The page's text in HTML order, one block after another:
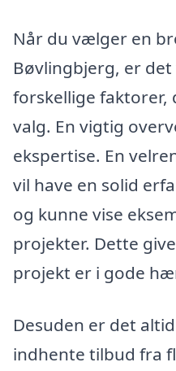
Når du vælger en
Bøvlingbjerg, er
forskellige faktorer,
valg. En vigtig
ekspertise. En
vil have en solid
og kunne vise
projekter. Dette
projekt er i gode
Desuden er det
indhente tilbud fra